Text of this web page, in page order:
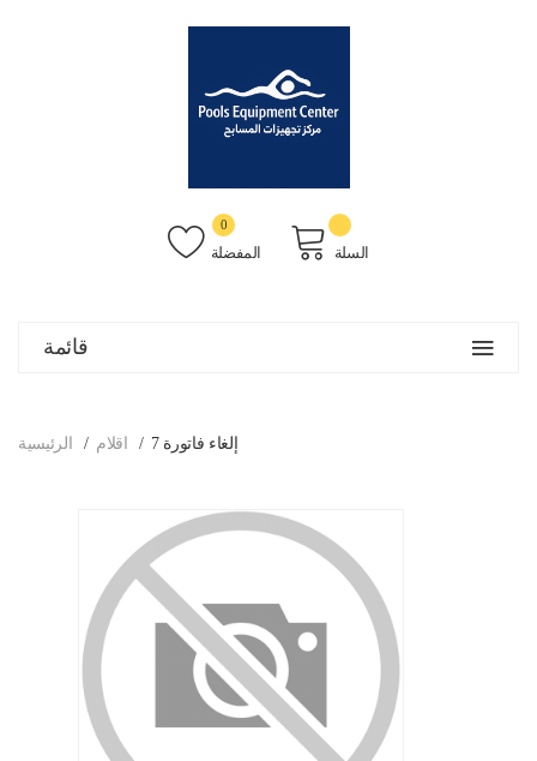
المفضلة
0
السلة
قائمة
الرئيسية اقلام إلغاء فاتورة 7